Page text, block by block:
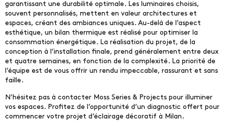
garantissant une durabilité optimale. Les luminaires choisis,
souvent personnalisés, mettent en valeur architectures et
espaces, créant des ambiances uniques. Au-delà de l’aspect
esthétique, un bilan thermique est réalisé pour optimiser la
consommation énergétique. La réalisation du projet, de la
conception à l’installation finale, prend généralement entre deux
et quatre semaines, en fonction de la complexité. La priorité de
l’équipe est de vous offrir un rendu impeccable, rassurant et sans
faille.
N’hésitez pas à contacter Moss Series & Projects pour illuminer
vos espaces. Profitez de l’opportunité d’un diagnostic offert pour
commencer votre projet d’éclairage décoratif à Milan.